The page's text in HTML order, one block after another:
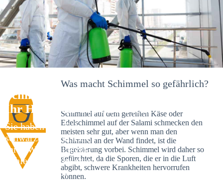
Schimmelexperte in Dächingen –
Ihr Helfer an Ort und Stelle
Sie haben kürzlich
schwarze Flecken an
Ihrer Wand entdeckt?
Schlechte Nachrichten:
Sie haben einen
Was macht Schimmel so gefährlich?
Schimmel auf dem gereiften Käse oder
Edelschimmel auf der Salami schmecken den
meisten sehr gut, aber wenn man den
Schimmel an der Wand findet, ist die
Begeisterung vorbei. Schimmel wird daher so
gefürchtet, da die Sporen, die er in die Luft
abgibt, schwere Krankheiten hervorrufen
können.